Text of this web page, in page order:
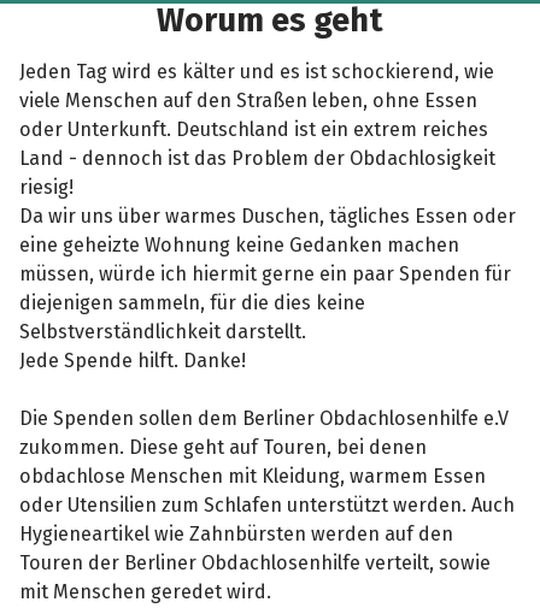
Worum es geht
Jeden Tag wird es kälter und es ist schockierend, wie
viele Menschen auf den Straßen leben, ohne Essen
oder Unterkunft. Deutschland ist ein extrem reiches
Land - dennoch ist das Problem der Obdachlosigkeit
riesig!
Da wir uns über warmes Duschen, tägliches Essen oder
eine geheizte Wohnung keine Gedanken machen
müssen, würde ich hiermit gerne ein paar Spenden für
diejenigen sammeln, für die dies keine
Selbstverständlichkeit darstellt.
Jede Spende hilft. Danke!
Die Spenden sollen dem Berliner Obdachlosenhilfe e.V
zukommen. Diese geht auf Touren, bei denen
obdachlose Menschen mit Kleidung, warmem Essen
oder Utensilien zum Schlafen unterstützt werden. Auch
Hygieneartikel wie Zahnbürsten werden auf den
Touren der Berliner Obdachlosenhilfe verteilt, sowie
mit Menschen geredet wird.